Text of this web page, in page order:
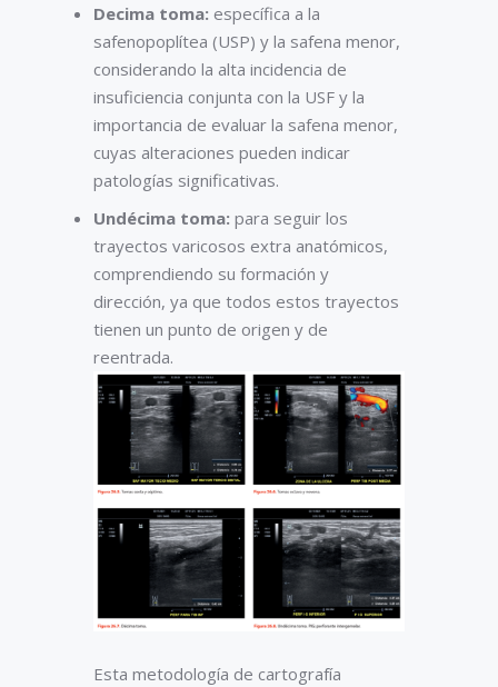
Decima toma: específica a la
safenopoplítea (USP) y la safena menor,
considerando la alta incidencia de
insuficiencia conjunta con la USF y la
importancia de evaluar la safena menor,
cuyas alteraciones pueden indicar
patologías significativas.
Undécima toma: para seguir los
trayectos varicosos extra anatómicos,
comprendiendo su formación y
dirección, ya que todos estos trayectos
tienen un punto de origen y de
reentrada.
Esta metodología de cartografía